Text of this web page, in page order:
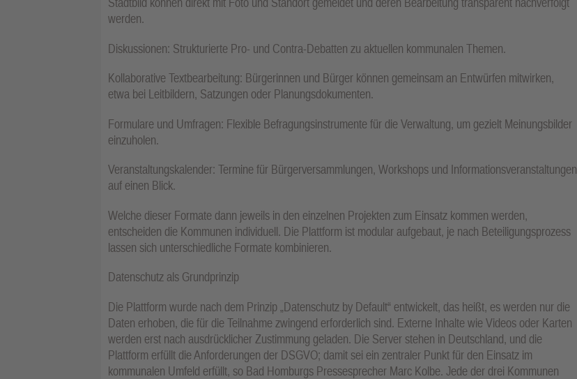
werden.
Diskussionen: Strukturierte Pro- und Contra-Debatten zu aktuellen kommunalen Themen.
Kollaborative Textbearbeitung: Bürgerinnen und Bürger können gemeinsam an Entwürfen mitwirken,
etwa bei Leitbildern, Satzungen oder Planungsdokumenten.
Formulare und Umfragen: Flexible Befragungsinstrumente für die Verwaltung, um gezielt Meinungsbilder
einzuholen.
Veranstaltungskalender: Termine für Bürgerversammlungen, Workshops und Informationsveranstaltungen
auf einen Blick.
Welche dieser Formate dann jeweils in den einzelnen Projekten zum Einsatz kommen werden,
entscheiden die Kommunen individuell. Die Plattform ist modular aufgebaut, je nach Beteiligungsprozess
lassen sich unterschiedliche Formate kombinieren.
Datenschutz als Grundprinzip
Die Plattform wurde nach dem Prinzip „Datenschutz by Default“ entwickelt, das heißt, es werden nur die
Daten erhoben, die für die Teilnahme zwingend erforderlich sind. Externe Inhalte wie Videos oder Karten
werden erst nach ausdrücklicher Zustimmung geladen. Die Server stehen in Deutschland, und die
Plattform erfüllt die Anforderungen der DSGVO; damit sei ein zentraler Punkt für den Einsatz im
kommunalen Umfeld erfüllt, so Bad Homburgs Pressesprecher Marc Kolbe. Jede der drei Kommunen